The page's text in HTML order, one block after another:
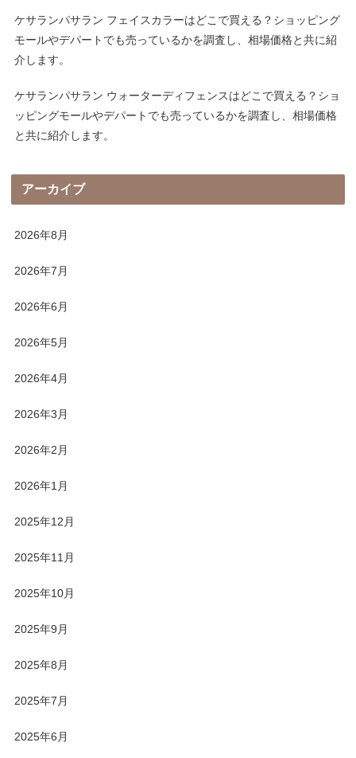
ケサランパサラン フェイスカラーはどこで買える？ショッピング
モールやデパートでも売っているかを調査し、相場価格と共に紹
介します。
ケサランパサラン ウォーターディフェンスはどこで買える？ショ
ッピングモールやデパートでも売っているかを調査し、相場価格
と共に紹介します。
アーカイブ
2026年8月
2026年7月
2026年6月
2026年5月
2026年4月
2026年3月
2026年2月
2026年1月
2025年12月
2025年11月
2025年10月
2025年9月
2025年8月
2025年7月
2025年6月